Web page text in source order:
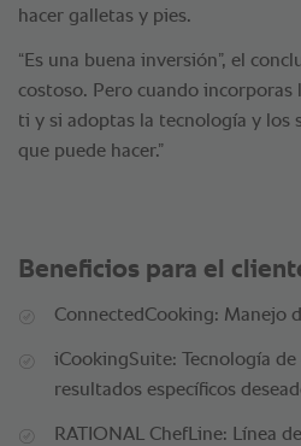
hacer galletas y pies.
“Es una buena inversión”, el
costoso. Pero cuando incorporas
ti y si adoptas la tecnología y los
que puede hacer.”
Beneficios para el
ConnectedCooking: Manejo
iCookingSuite: Tecnología
resultados específicos
RATIONAL ChefLine: Línea